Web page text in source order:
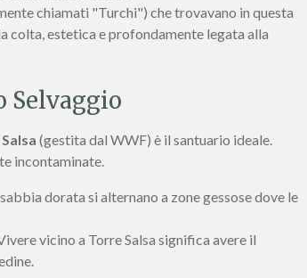
chiamati "Turchi") che trovavano in questa
colta, estetica e profondamente legata alla
Selvaggio
(gestita dal WWF) è il santuario ideale.
incontaminate.
dorata si alternano a zone gessose dove le
vicino a Torre Salsa significa avere il